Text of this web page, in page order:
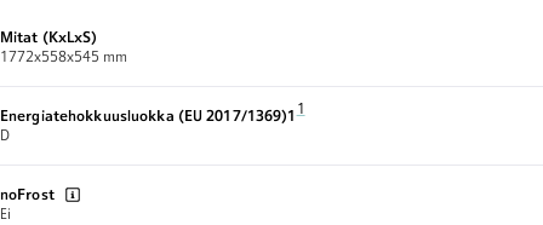
Mitat (KxLxS)
1772x558x545 mm
Energiatehokkuusluokka (EU 2017/1369)1​Alaviite 1: Energialuokitus asteikolla A
1
D
noFrost
Ei